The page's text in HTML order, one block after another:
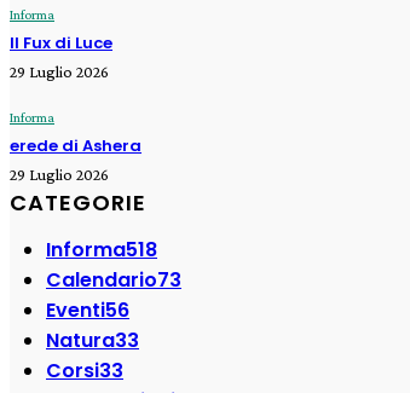
Informa
Il Fux di Luce
29 Luglio 2026
Informa
erede di Ashera
29 Luglio 2026
CATEGORIE
Informa518
Calendario73
Eventi56
Natura33
Corsi33